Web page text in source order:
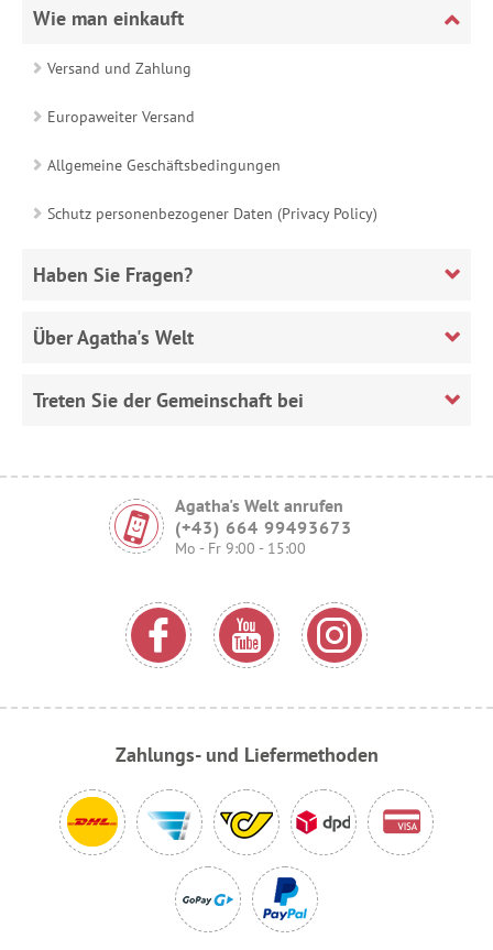
Wie man einkauft
Versand und Zahlung
Europaweiter Versand
Allgemeine Geschäftsbedingungen
Schutz personenbezogener Daten (Privacy Policy)
Haben Sie Fragen?
Über Agatha's Welt
Treten Sie der Gemeinschaft bei
Agatha's Welt anrufen
(+43) 664 99493673
Mo - Fr 9:00 - 15:00
Zahlungs- und Liefermethoden